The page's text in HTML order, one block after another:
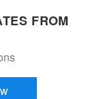
FROM